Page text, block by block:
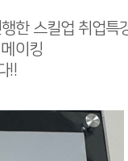
한 스킬업 취업특
이킹
!!